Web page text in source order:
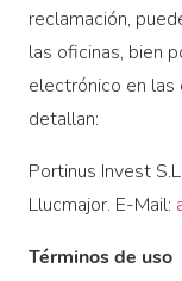
reclamación,
las oficinas, bien
electrónico en las
detallan:
Portinus Invest
Llucmajor. E-Mail:
Términos de uso